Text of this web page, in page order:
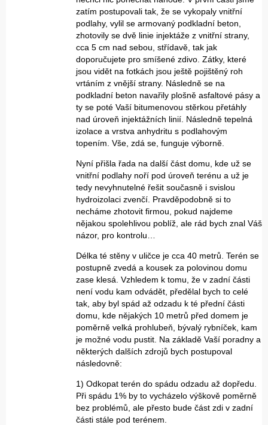
zatím postupovali tak, že se vykopaly vnitřní
podlahy, vylil se armovaný podkladní beton,
zhotovily se dvě linie injektáže z vnitřní strany,
cca 5 cm nad sebou, střídavě, tak jak
doporučujete pro smíšené zdivo. Zátky, které
jsou vidět na fotkách jsou ještě pojištěný roh
vrtáním z vnější strany. Následně se na
podkladní beton navařily plošně asfaltové pásy a
ty se poté Vaší bitumenovou stěrkou přetáhly
nad úroveň injektážních linií. Následně tepelná
izolace a vrstva anhydritu s podlahovým
topením. Vše, zdá se, funguje výborně.
Nyní přišla řada na další část domu, kde už se
vnitřní podlahy noří pod úroveň terénu a už je
tedy nevyhnutelné řešit současně i svislou
hydroizolaci zvenčí. Pravděpodobně si to
necháme zhotovit firmou, pokud najdeme
nějakou spolehlivou poblíž, ale rád bych znal Váš
názor, pro kontrolu…
Délka té stěny v uličce je cca 40 metrů. Terén se
postupně zvedá a kousek za polovinou domu
zase klesá. Vzhledem k tomu, že v zadní části
není vodu kam odvádět, předělal bych to celé
tak, aby byl spád až odzadu k té přední části
domu, kde nějakých 10 metrů před domem je
poměrně velká prohlubeň, bývalý rybníček, kam
je možné vodu pustit. Na základě Vaší poradny a
některých dalších zdrojů bych postupoval
následovně:
1) Odkopat terén do spádu odzadu až dopředu.
Při spádu 1% by to vycházelo výškově poměrně
bez problémů, ale přesto bude část zdi v zadní
části stále pod terénem.